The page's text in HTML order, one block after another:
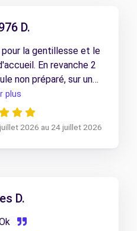
D.
la gentillesse et le
En revanche 2
non préparé, sur un
eu la surprise de voir
des chips et
compote Pom'pote .
de nettoyage
plus
2026 au 24 juillet 2026
D.